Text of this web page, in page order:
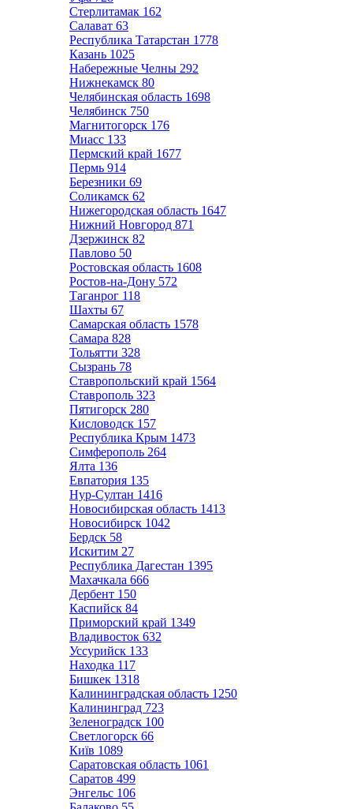
Стерлитамак 162
Салават 63
Республика Татарстан 1778
Казань 1025
Набережные Челны 292
Нижнекамск 80
Челябинская область 1698
Челябинск 750
Магнитогорск 176
Миасс 133
Пермский край 1677
Пермь 914
Березники 69
Соликамск 62
Нижегородская область 1647
Нижний Новгород 871
Дзержинск 82
Павлово 50
Ростовская область 1608
Ростов-на-Дону 572
Таганрог 118
Шахты 67
Самарская область 1578
Самара 828
Тольятти 328
Сызрань 78
Ставропольский край 1564
Ставрополь 323
Пятигорск 280
Кисловодск 157
Республика Крым 1473
Симферополь 264
Ялта 136
Евпатория 135
Нур-Султан 1416
Новосибирская область 1413
Новосибирск 1042
Бердск 58
Искитим 27
Республика Дагестан 1395
Махачкала 666
Дербент 150
Каспийск 84
Приморский край 1349
Владивосток 632
Уссурийск 133
Находка 117
Бишкек 1318
Калининградская область 1250
Калининград 723
Зеленоградск 100
Светлогорск 66
Київ 1089
Саратовская область 1061
Саратов 499
Энгельс 106